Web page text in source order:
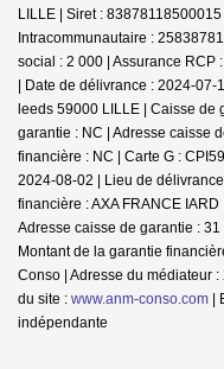
LILLE | Siret :
Intracommunautaire :
social : 2 000 | Assurance RCP
| Date de délivrance : 2024-
leeds 59000 LILLE | Caisse de
garantie : NC | Adresse caisse
financière : NC | Carte G :
2024-08-02 | Lieu de
financière : AXA FRANCE
Adresse caisse de garantie :
Montant de la garantie
Conso | Adresse du médiateur
du site : www.anm-conso.com |
indépendante